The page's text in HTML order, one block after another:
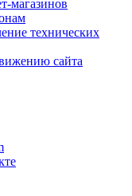
магазинов
технических
сайта